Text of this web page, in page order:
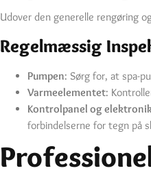
Udover den generelle rengøring
Regelmæssig
Pumpen: Sørg for, at spa-
Varmeelementet:
Kontrolpanel og elektronik
forbindelserne for tegn på